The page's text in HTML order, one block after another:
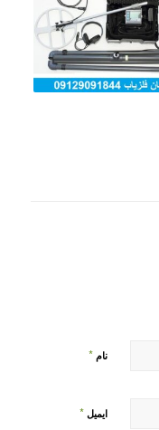
نام *
ایمیل *